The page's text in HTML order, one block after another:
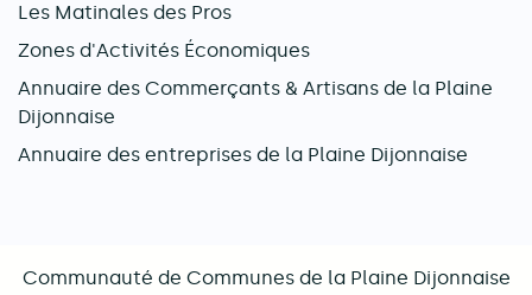
Les Matinales des Pros
Zones d'Activités Économiques
Annuaire des Commerçants & Artisans de la Plaine
Dijonnaise
Annuaire des entreprises de la Plaine Dijonnaise
Communauté de Communes de la Plaine Dijonnaise